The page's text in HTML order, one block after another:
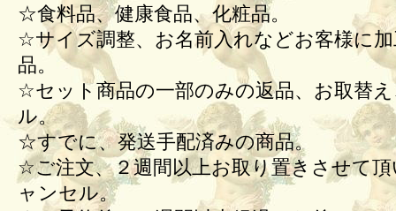
☆食料品、健康食品、化粧品。
☆サイズ調整、お名前入れなどお客様に
品。
☆セット商品の一部のみの返品、お取替
ル。
☆すでに、発送手配済みの商品。
☆ご注文、２週間以上お取り置きさせて
ャンセル。